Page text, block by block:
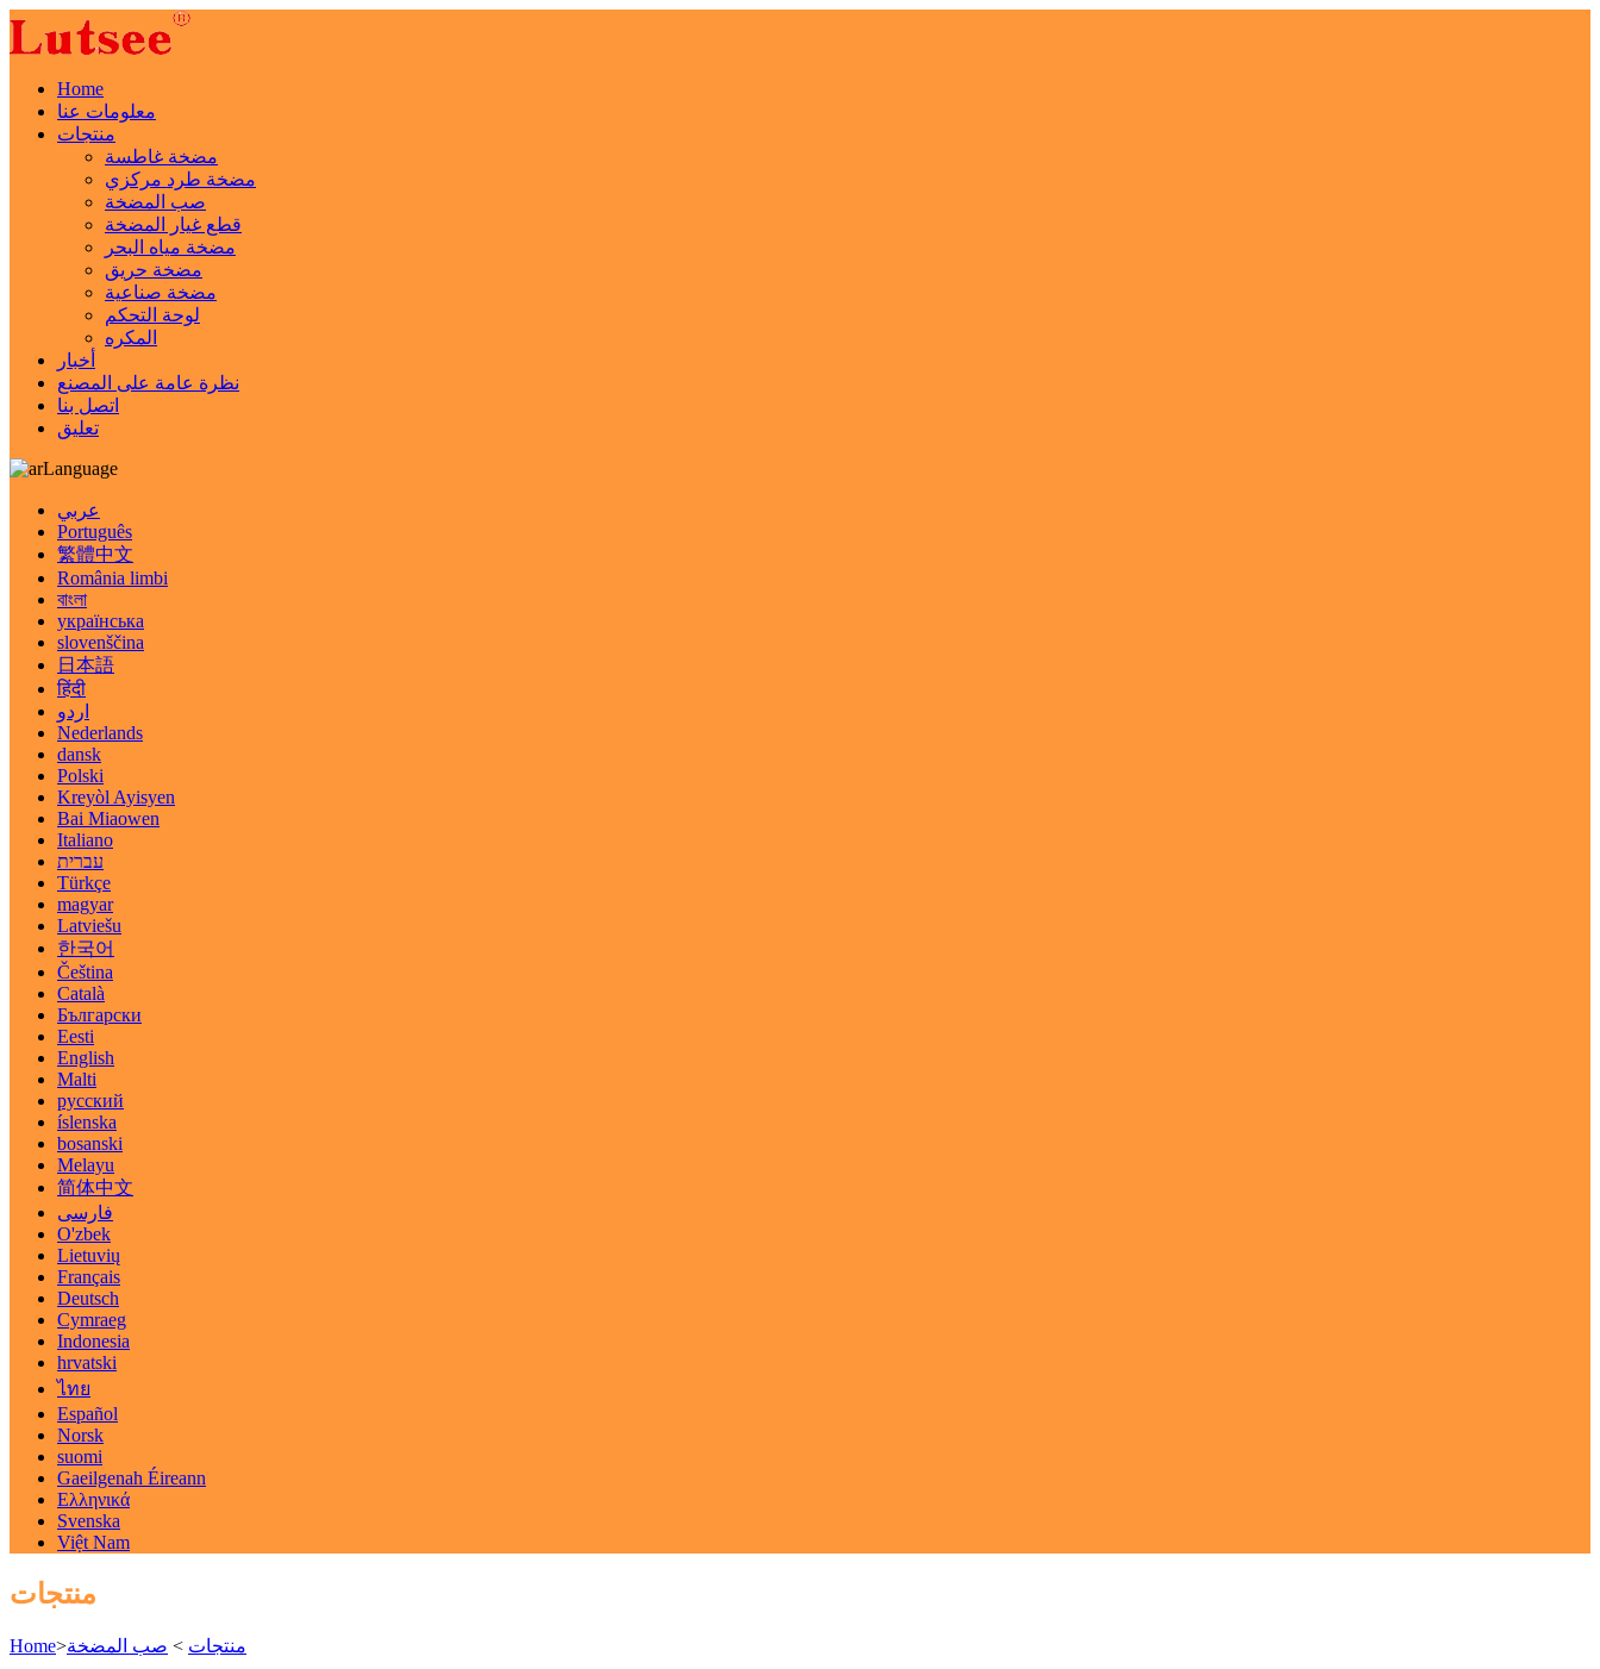
Home
معلومات عنا
منتجات
مضخة غاطسة
مضخة طرد مركزي
صب المضخة
قطع غيار المضخة
مضخة مياه البحر
مضخة حريق
مضخة صناعية
لوحة التحكم
المكره
أخبار
نظرة عامة على المصنع
اتصل بنا
تعليق
Language
عربي
Português
繁體中文
România limbi
বাংলা
українська
slovenščina
日本語
हिंदी
اردو
Nederlands
dansk
Polski
Kreyòl Ayisyen
Bai Miaowen
Italiano
עברית
Türkçe
magyar
Latviešu
한국어
Čeština
Català
Български
Eesti
English
Malti
русский
íslenska
bosanski
Melayu
简体中文
فارسی
O'zbek
Lietuvių
Français
Deutsch
Cymraeg
Indonesia
hrvatski
ไทย
Español
Norsk
suomi
Gaeilgenah Éireann
Ελληνικά
Svenska
Việt Nam
منتجات
Home> منتجات > صب المضخة